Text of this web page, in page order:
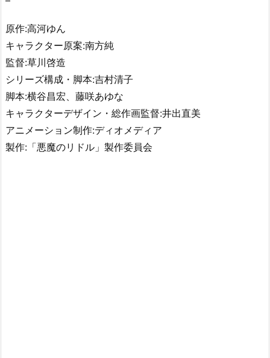
原作:高河ゆん
キャラクター原案:南方純
監督:草川啓造
シリーズ構成・脚本:吉村清子
脚本:横谷昌宏、藤咲あゆな
キャラクターデザイン・総作画監督:井出直美
アニメーション制作:ディオメディア
製作:「悪魔のリドル」製作委員会